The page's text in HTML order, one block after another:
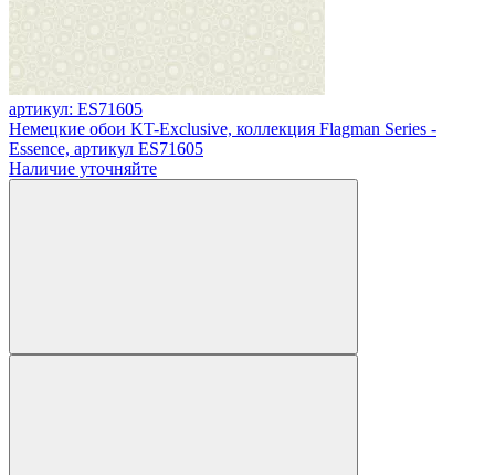
артикул: ES71605
Немецкие обои KT-Exclusive, коллекция Flagman Series -
Essence, артикул ES71605
Наличие уточняйте